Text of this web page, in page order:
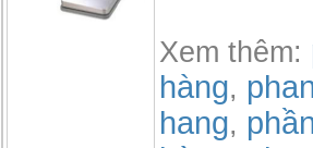
Xem thêm:
hàng,
hang,